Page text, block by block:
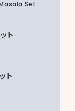
Set
ト
ト